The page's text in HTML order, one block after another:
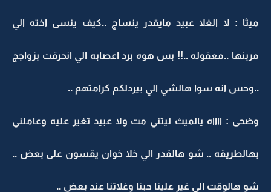
ميثا : لا الغلا عبيد مايقدر ينساج ..كيف ينسى اخته الي
مربنها ..معقوله ..!! بس هوه برد اعصابه الي انحرقت بزواجج
..وحس انه سوا هالشي الي بيردلكم كرامتهم ..
وضحى : ااااه يالميث ليتني مت ولا عبيد تغير عليه وعاملني
بهالطريقه .. شو هالقدر الي خلا خوان يقسون على بعض ..
شو هالوقت الي غير علينا حبنا وغلاتنا عند بعض ..